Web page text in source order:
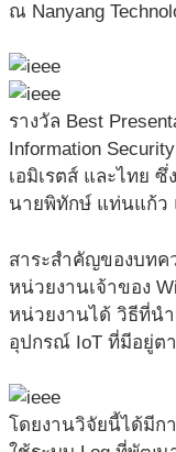
ณ Nanyang
รางวัล Best
Information
เอมิเรตส์ และไทย
นายพิทักษ์ แท่นแก้ว
สาระสำคัญของบทค
หน่วยงานเจ้าของ
หน่วยงานได้ วิธีที่น
อุปกรณ์ IoT ที่มีอยู่ต
โดยงานวิจัยนี้ได้มีก